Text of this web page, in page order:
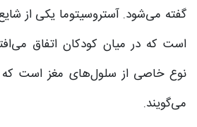
گفته می‌شود. آستروسیتوما یکی از
است که در میان کودکان اتفاق
نوع خاصی از سلول‌های مغز است
می‌گویند.